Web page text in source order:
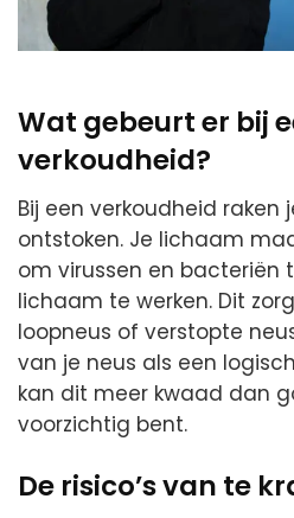
Wat gebeurt er bij
verkoudheid?
Bij een verkoudheid raken
ontstoken. Je lichaam
om virussen en bacteriën
lichaam te werken. Dit
loopneus of verstopte
van je neus als een
kan dit meer kwaad dan
voorzichtig bent.
De risico’s van te